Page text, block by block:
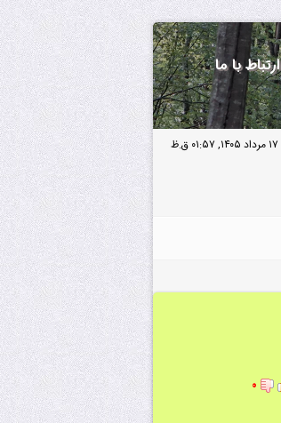
ارتباط با ما
۱۷ مرداد ۱۴۰۵, ۰۱:۵۷ ق.ظ
۰